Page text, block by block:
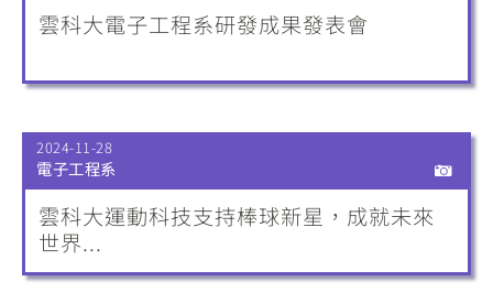
雲科大電子工程系研發成果發表會
2024-11-28
電子工程系
雲科大運動科技支持棒球新星，成就未來
世界...